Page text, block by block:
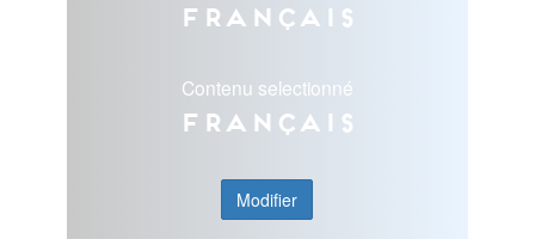
Français
Contenu selectionné
Français
Modifier